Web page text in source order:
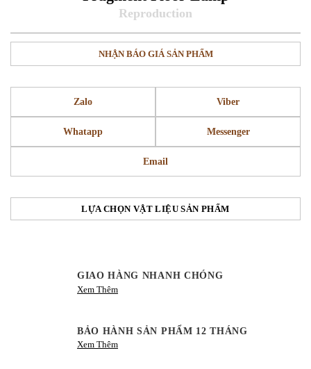
NHẬN BÁO GIÁ SẢN PHẨM
Zalo Viber
Whatapp Messenger
Email
LỰA CHỌN VẬT LIỆU SẢN PHẨM
GIAO HÀNG NHANH CHÓNG
Xem Thêm
BẢO HÀNH SẢN PHẨM 12 THÁNG
Xem Thêm